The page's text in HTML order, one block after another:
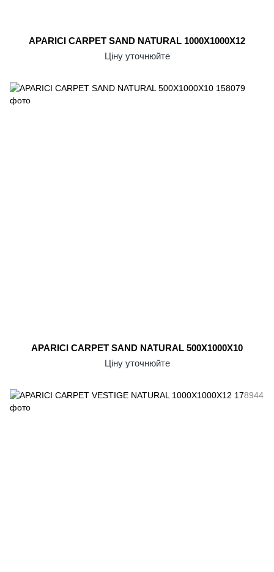
APARICI CARPET SAND NATURAL 1000X1000X12
Ціну уточнюйте
APARICI CARPET SAND NATURAL 500X1000X10
Ціну уточнюйте